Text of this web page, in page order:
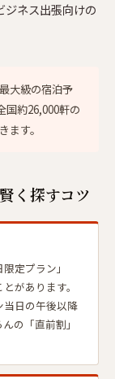
ジネス出張向けの
大級の宿泊予
国約26,000軒の
ます。
く探すコツ
定プラン」
があります。
日の午後以降
の「直前割」